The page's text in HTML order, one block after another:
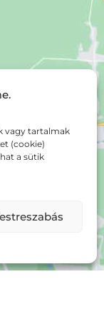
vagy tartalmak
(cookie)
a sütik